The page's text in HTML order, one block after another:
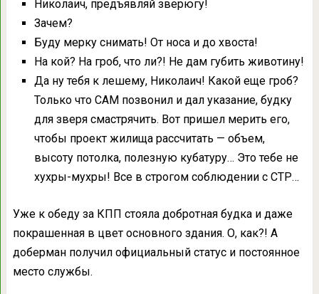
Николаич, предъявляй зверюгу!
Зачем?
Буду мерку снимать! От носа и до хвоста!
На кой? На гроб, что ли?! Не дам губить животину!
Да ну тебя к лешему, Николаич! Какой еще гроб?
Только что САМ позвонил и дал указание, будку
для зверя смастрячить. Вот пришел мерить его,
чтобы проект жилища рассчитать — объем,
высоту потолка, полезную кубатуру… Это тебе не
хухры-мухры! Все в строгом соблюдении с СТР…
Уже к обеду за КПП стояла добротная будка и даже
покрашенная в цвет основного здания. О, как?! А
доберман получил официальный статус и постоянное
место службы.